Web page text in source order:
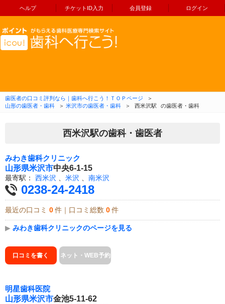
ヘルプ チケットID入力 会員登録 ログイン
コンテンツへ移動
歯医者の口コミ評判なら｜歯科へ行こう！ＴＯＰページ
＞
山形の歯医者・歯科
＞ 米沢市の歯医者・歯科 ＞ 西米沢駅 の歯医者・歯科
西米沢駅の歯科・歯医者
みわき歯科クリニック
山形県米沢市中央6-1-15
最寄駅： 西米沢 米沢 南米沢
0238-24-2418
最近の口コミ 0 件｜口コミ総数 0 件
▶ みわき歯科クリニックのページを見る
口コミを書く ネット・WEB予約
明星歯科医院
山形県米沢市金池5-11-62